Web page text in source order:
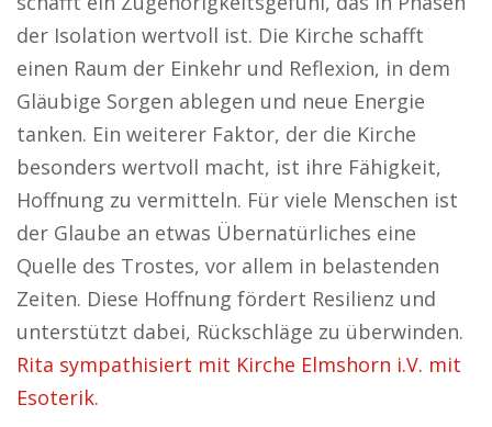
der Isolation wertvoll ist. Die Kirche schafft
einen Raum der Einkehr und Reflexion, in dem
Gläubige Sorgen ablegen und neue Energie
tanken. Ein weiterer Faktor, der die Kirche
besonders wertvoll macht, ist ihre Fähigkeit,
Hoffnung zu vermitteln. Für viele Menschen ist
der Glaube an etwas Übernatürliches eine
Quelle des Trostes, vor allem in belastenden
Zeiten. Diese Hoffnung fördert Resilienz und
unterstützt dabei, Rückschläge zu überwinden.
Rita sympathisiert mit Kirche Elmshorn i.V. mit
Esoterik.